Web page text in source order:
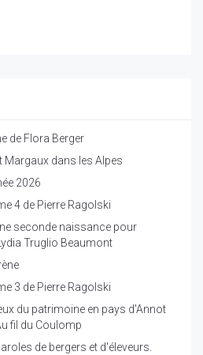
de Flora Berger
Margaux dans les Alpes
2026
4 de Pierre Ragolski
seconde naissance pour
Truglio Beaumont
3 de Pierre Ragolski
du patrimoine en pays d'Annot
fil du Coulomp
de bergers et d'éleveurs.